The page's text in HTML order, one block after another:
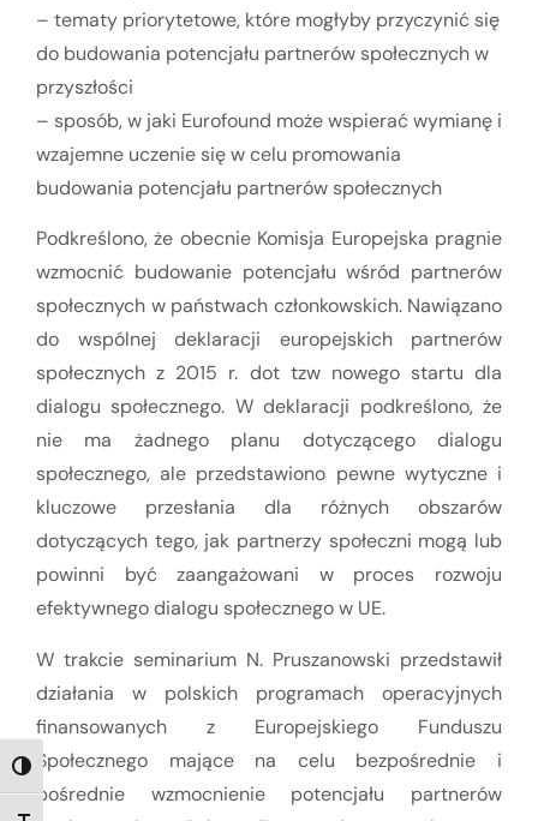
TOGGLE HIGH CONTRAST
– tematy priorytetowe, które mogłyby przyczynić się
do budowania potencjału partnerów społecznych w
przyszłości
– sposób, w jaki Eurofound może wspierać wymianę i
wzajemne uczenie się w celu promowania
budowania potencjału partnerów społecznych
Podkreślono, że obecnie Komisja Europejska pragnie
wzmocnić budowanie potencjału wśród partnerów
społecznych w państwach członkowskich. Nawiązano
do wspólnej deklaracji europejskich partnerów
społecznych z 2015 r. dot tzw nowego startu dla
dialogu społecznego. W deklaracji podkreślono, że
nie ma żadnego planu dotyczącego dialogu
społecznego, ale przedstawiono pewne wytyczne i
kluczowe przesłania dla różnych obszarów
dotyczących tego, jak partnerzy społeczni mogą lub
powinni być zaangażowani w proces rozwoju
efektywnego dialogu społecznego w UE.
W trakcie seminarium N. Pruszanowski przedstawił
działania w polskich programach operacyjnych
finansowanych z Europejskiego Funduszu
Społecznego mające na celu bezpośrednie i
pośrednie wzmocnienie potencjału partnerów